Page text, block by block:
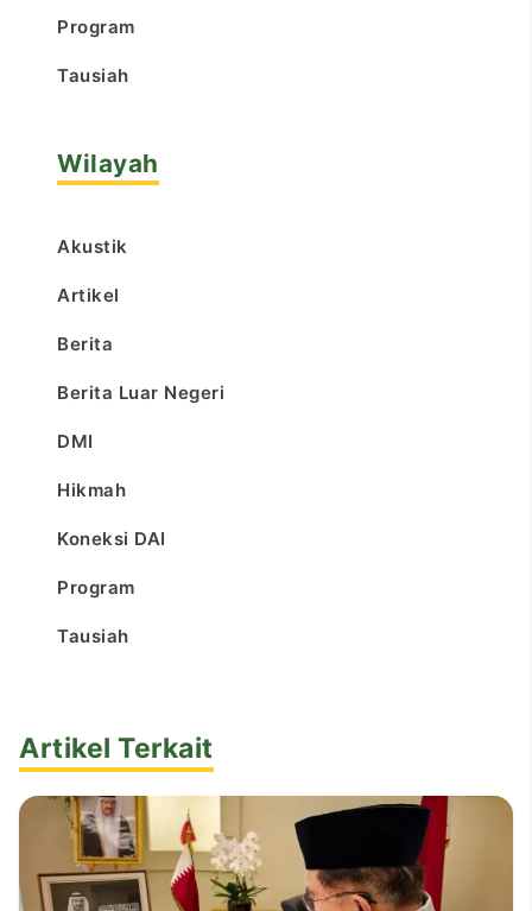
Program
Tausiah
Wilayah
Akustik
Artikel
Berita
Berita Luar Negeri
DMI
Hikmah
Koneksi DAI
Program
Tausiah
Artikel Terkait